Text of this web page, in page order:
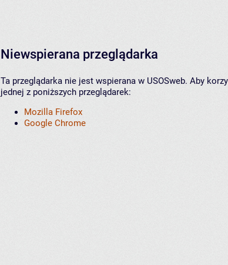
Niewspierana przeglądarka
Ta przeglądarka nie jest wspierana w USOSweb. Aby
jednej z poniższych przeglądarek:
Mozilla Firefox
Google Chrome